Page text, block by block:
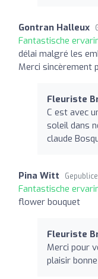
Gontran Halleux
Fantastische
délai malgré les
Merci sincèrement
Fleuriste
C est avec
soleil dans
claude
Pina Witt
Fantastische
flower bouquet
Fleuriste
Merci pour
plaisir